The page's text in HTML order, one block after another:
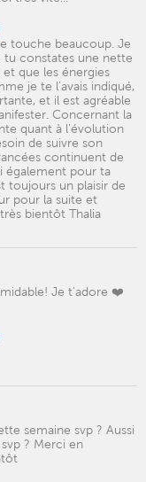
touche beaucoup. Je
tu constates une nette
que les énergies
je te l’avais indiqué,
et il est agréable
Concernant la
quant à l’évolution
de suivre son
continuent de
également pour ta
toujours un plaisir de
pour la suite et
bientôt Thalia
Je t'adore ❤️
semaine svp ? Aussi
? Merci en